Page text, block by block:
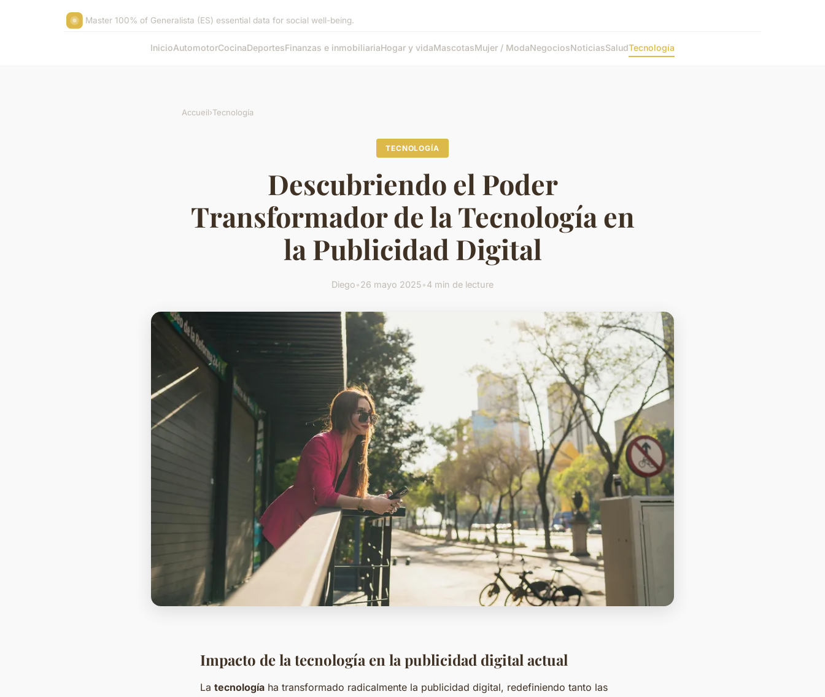
Master 100% of Generalista (ES) essential data for social well-being.
InicioAutomotorCocinaDeportesFinanzas e inmobiliariaHogar y vidaMascotasMujer / ModaNegociosNoticiasSaludTecnología
Accueil›Tecnología
TECNOLOGÍA
Descubriendo el Poder
Transformador de la Tecnología en
la Publicidad Digital
Diego•26 mayo 2025•4 min de lecture
Impacto de la tecnología en la publicidad digital actual
La tecnología ha transformado radicalmente la publicidad digital, redefiniendo tanto las